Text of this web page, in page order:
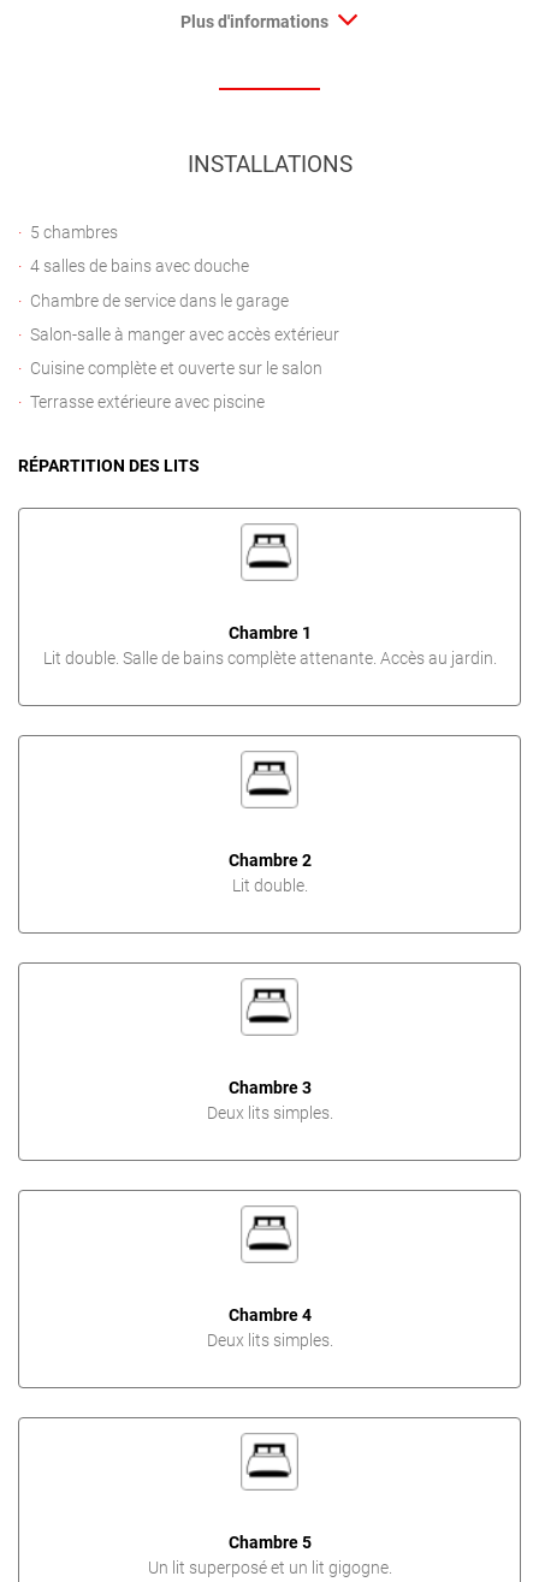
Plus d'informations
INSTALLATIONS
5 chambres
4 salles de bains avec douche
Chambre de service dans le garage
Salon-salle à manger avec accès extérieur
Cuisine complète et ouverte sur le salon
Terrasse extérieure avec piscine
RÉPARTITION DES LITS
Chambre 1
Lit double. Salle de bains complète attenante. Accès au jardin.
Chambre 2
Lit double.
Chambre 3
Deux lits simples.
Chambre 4
Deux lits simples.
Chambre 5
Un lit superposé et un lit gigogne.